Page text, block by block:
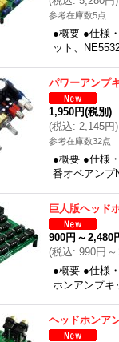
参考在庫数5点
●概要 ●仕様
ット、
パワーアンプ
1,950円(税別)
(税込: 2,145円)
参考在庫数32点
●概要 ●仕様
番オペアン
巨人版ヘッド
900円 ～ 2,480
(税込: 990円 ～
●概要 ●仕様
ホンアンプ
ヘッドホンア